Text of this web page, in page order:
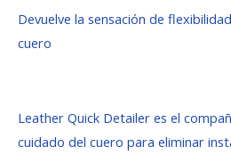
Devuelve la sensación de
cuero
Leather Quick Detailer es el
cuidado del cuero para eliminar